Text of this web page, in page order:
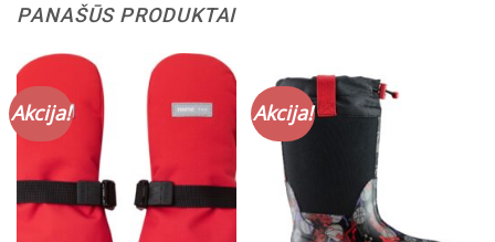
PANAŠŪS PRODUKTAI
Akcija! Akcija!